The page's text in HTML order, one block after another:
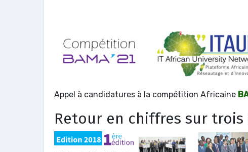
Appel à candidatures à la compétition Africaine
Retour en chiffres sur